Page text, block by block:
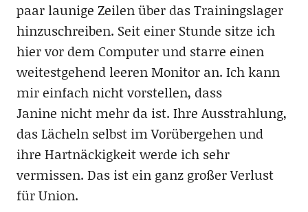
paar launige Zeilen über das Trainingslager
hinzuschreiben. Seit einer Stunde sitze ich
hier vor dem Computer und starre einen
weitestgehend leeren Monitor an. Ich kann
mir einfach nicht vorstellen, dass
Janine nicht mehr da ist. Ihre Ausstrahlung,
das Lächeln selbst im Vorübergehen und
ihre Hartnäckigkeit werde ich sehr
vermissen. Das ist ein ganz großer Verlust
für Union.